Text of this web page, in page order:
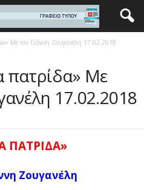
Με τον Γιάννη Ζουγανέλη 17.02.2018
πατρίδα» Με
17.02.2018
ΠΑΤΡΙΔΑ»
Ζουγανέλη